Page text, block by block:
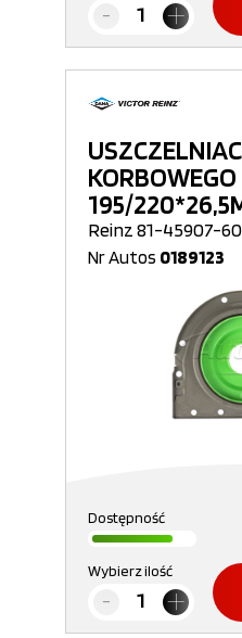
KORBOWEGO
195/
Reinz 81-45907-60
Nr Autos 0189123
Dostępność
Wybierz ilość